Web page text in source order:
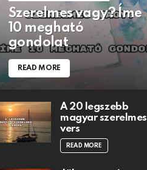
Szerelmes vagy? Íme
10 megható
gondolat
READ MORE
A 20 legszebb
magyar szerelmes
vers
READ MORE